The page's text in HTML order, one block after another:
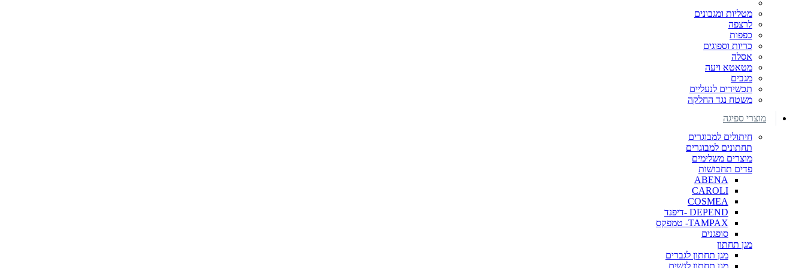
מטליות ומגבונים
לרצפה
כפפות
כריות וספוגים
אסלה
מטאטא ויעה
מגבים
תכשירים לנעליים
משטח נגד החלקה
מוצרי ספיגה
חיתולים למבוגרים
תחתונים למבוגרים
מוצרים משלימים
פדים תחבושות
ABENA
CAROLI
COSMEA
DEPEND -דיפנד
TAMPAX- טמפקס
סופגנים
מגן תחתון
מגן תחתון לגברים
מגן תחתון לנשים